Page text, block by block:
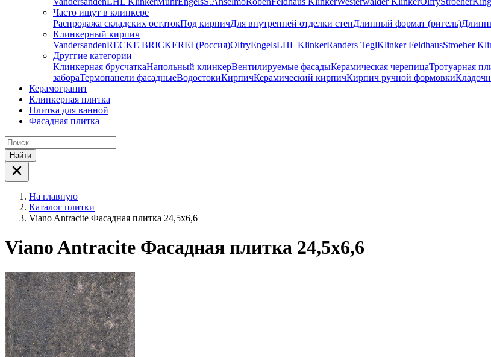
Часто ищут в клинкере
Распродажа складских остатокПод кирпичДля внутренней отделки стенДлинный формат (ригель)
Клинкерный кирпич
VandersandenRECKE BRICKEREI (Россия)OlfryEngelsLHL KlinkerRanders TeglKlinker FeldhausStroeher
Друггие категории
Клинкерная брусчаткаНапольный клинкерВентилируемые фасадыКерамическая черепицаТротуарная
забораТермопанели фасадныеВодостокиКирпичКерамический кирпичКирпич ручной формовки
Керамогранит
Клинкерная плитка
Плитка для ванной
Фасадная плитка
Найти
На главную
Каталог плитки
Viano Antracite Фасадная плитка 24,5х6,6
Viano Antracite Фасадная плитка 24,5х6,6